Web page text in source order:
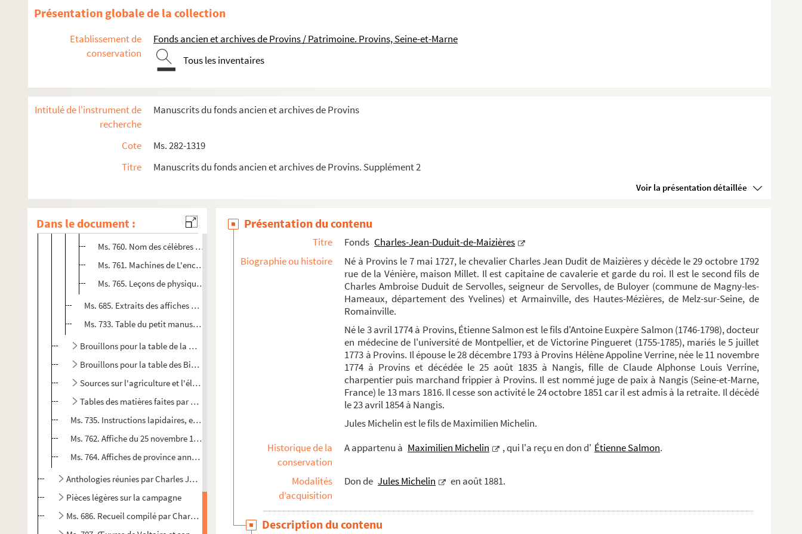
Présentation globale de la collection
Etablissement de
conservation
Fonds ancien et archives de Provins / Patrimoine. Provins, Seine-et-Marne
Tous les inventaires
Intitulé de l'instrument de
recherche
Manuscrits du fonds ancien et archives de Provins
Cote
Ms. 282-1319
Titre
Manuscrits du fonds ancien et archives de Provins. Supplément 2
Voir la présentation détaillée
Dans le document :
Fonds Danièle-Denis
Charles Jean Duduit de Maizières. Œuvres
Dossiers des œuvres de Charles Jean Duduit de Maizières
Sur Les Muses françaises
Brouillons et notes pour Le recueil des machines
Ms. 709. Recueil sur Les machines de Besson par Charles Jean Duduit de Maizières
Ms. 742. Tablette suédoise de 1777, copie : index des découvertes des machines ou des nouveautés d'agricultur...
Ms. 758. Décrets rendus sur les inventions utiles le 30 décembre 1790, copie d'extraits
Ms. 760. Nom des célèbres machinistes cités dans Le dictionnaire historique de l'abbé Ladvocat, édition de 17...
Ms. 761. Machines de L'encyclopédie, extraits
Ms. 765. Leçons de physique expérimentale de Jean-Antoine Nollet, extraits
Ms. 685. Extraits des affiches de province qui annoncent une partie des Machines et des ouvrages du chevalier...
Ms. 733. Table du petit manuscrit sous le titre des Machines annoncées en 1769
Brouillons pour la table de la Bibliothèque françoise de Claude-Pierre Goujet
Brouillons pour la table des Bibliothèques françoises de François Grudé de La Croix du Maine et Anto...
Sources sur l'agriculture et l'élevage
Tables des matières faites par Charles Jean Duduit de Maizières sur ses œuvres qui n'ont pas été tro...
Ms. 735. Instructions lapidaires, extrait des Pierres fines par Rémi Belleau
Ms. 762. Affiche du 25 novembre 1772 n° 48 annonçant Les observations critiques sur Les nuits d'Yung sur la m...
Ms. 764. Affiches de province annonçant Le pain des pommes des arbres de Duduit de Maizières
Anthologies réunies par Charles Jean Duduit de Maizières
Pièces légères sur la campagne
Ms. 686. Recueil compilé par Charles Jean Duduit de Maizières
Présentation du contenu
Titre Fonds Charles-Jean-Duduit-de-Maizières
Biographie ou histoire
Né à Provins le 7 mai 1727, le chevalier Charles Jean Dudit de Maizières y décède le 29 octobre 1792
rue de la Vénière, maison Millet. Il est capitaine de cavalerie et garde du roi. Il est le second fils de
Charles Ambroise Duduit de Servolles, seigneur de Servolles, de Buloyer (commune de Magny-les-
Hameaux, département des Yvelines) et Armainville, des Hautes-Mézières, de Melz-sur-Seine, de
Romainville.
Né le 3 avril 1774 à Provins, Étienne Salmon est le fils d'Antoine Euxpère Salmon (1746-1798), docteur
en médecine de l'université de Montpellier, et de Victorine Pingueret (1755-1785), mariés le 5 juillet
1773 à Provins. Il épouse le 28 décembre 1793 à Provins Hélène Appoline Verrine, née le 11 novembre
1774 à Provins et décédée le 25 août 1835 à Nangis, fille de Claude Alphonse Louis Verrine,
charpentier puis marchand frippier à Provins. Il est nommé juge de paix à Nangis (Seine-et-Marne,
France) le 13 mars 1816. Il cesse son activité le 24 octobre 1851 car il est admis à la retraite. Il décèdé
le 23 avril 1854 à Nangis.
Jules Michelin est le fils de Maximilien Michelin.
Historique de la
conservation
A appartenu à Maximilien Michelin , qui l'a reçu en don d' Étienne Salmon.
Modalités
d’acquisition
Don de Jules Michelin en août 1881.
Description du contenu